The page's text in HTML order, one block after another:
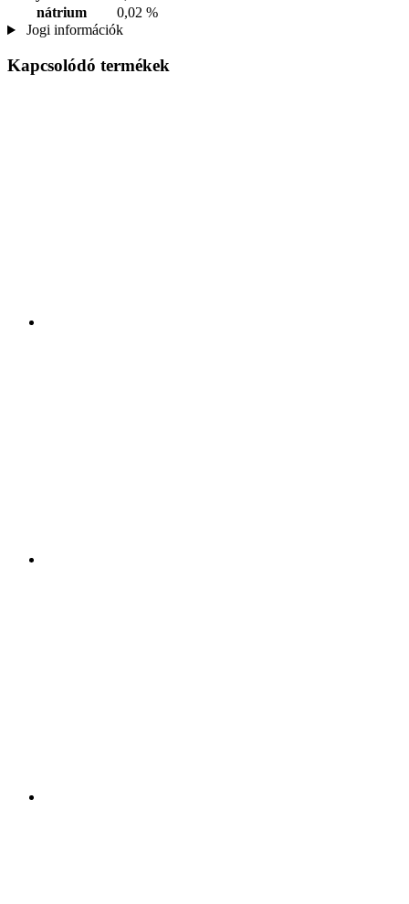
nátrium
0,02 %
Jogi információk
Kapcsolódó termékek